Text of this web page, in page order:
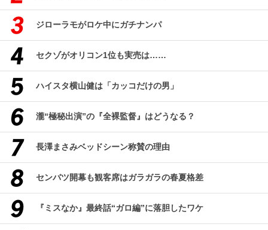
ジローラモがロケ中にガチナンパ
セクゾがオリコン1位も実売は……
ハイスタ横山健は「カッコだけの男」
瀧“極秘出演”の『全裸監督』はどうなる？
長澤まさみベッドシーン称賛の理由
センバツ開幕も観客席はガラガラの春夏格差
『ミスなか』最終話“ガロ編”に落胆したワケ